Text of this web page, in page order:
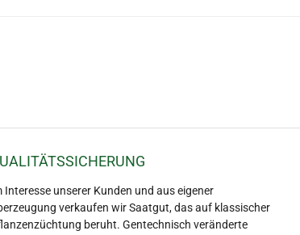
Interesse unserer Kunden und aus eigener
verkaufen wir Saatgut, das auf klassischer
beruht. Gentechnisch veränderte